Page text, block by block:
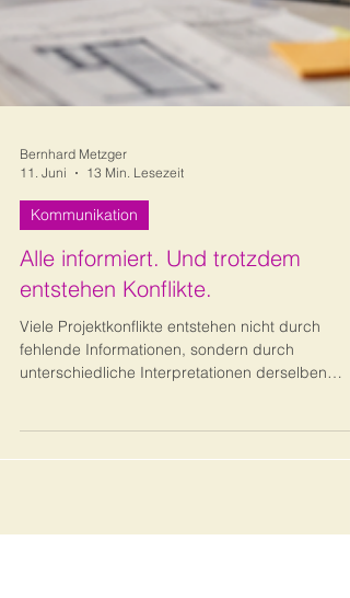
Bernhard Metzger
11. Juni
13 Min. Lesezeit
Kommunikation
Alle informiert. Und trotzdem
entstehen Konflikte.
Viele Projektkonflikte entstehen nicht durch
unterschiedliche Interpretationen derselben
Botschaft. Der Beitrag zeigt, warum